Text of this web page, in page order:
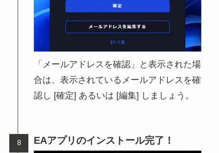
「メールアドレスを確認」と表示された場
合は、表示されているメールアドレスを確
認し [確定] あるいは [編集] しましょう。
EAアプリのインストール完了！